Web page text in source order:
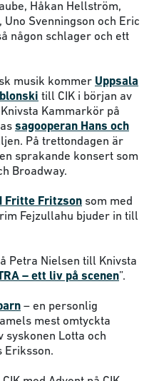
Håkan Hellström,
Uno Svenningson och Eric
någon schlager och ett
musik kommer Uppsala
till CIK i början av
Kammarkör på
sagooperan Hans och
På trettondagen är
sprakande konsert som
Broadway.
Fritte Fritzson som med
Fejzullahu bjuder in till
Petra Nielsen till Knivsta
– ett liv på scenen”.
– en personlig
mest omtyckta
Lotta och
Eriksson.